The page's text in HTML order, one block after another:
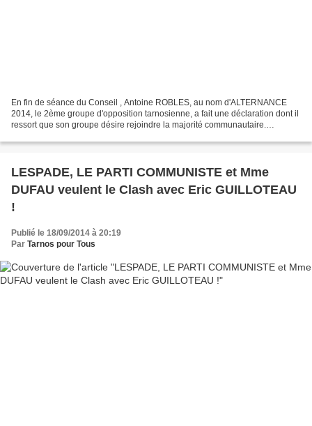
En fin de séance du Conseil , Antoine ROBLES, au nom d'ALTERNANCE
2014, le 2ème groupe d'opposition tarnosienne, a fait une déclaration dont il
ressort que son groupe désire rejoindre la majorité communautaire.
LESPADE, LE PARTI COMMUNISTE et Mme
DUFAU veulent le Clash avec Eric GUILLOTEAU
!
Publié le 18/09/2014 à 20:19
Par Tarnos pour Tous